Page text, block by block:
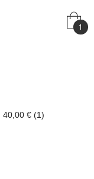
40,00 € (1)
1